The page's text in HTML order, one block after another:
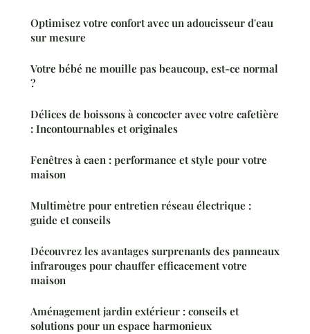
Optimisez votre confort avec un adoucisseur d'eau
sur mesure
Votre bébé ne mouille pas beaucoup, est-ce normal
?
Délices de boissons à concocter avec votre cafetière
: Incontournables et originales
Fenêtres à caen : performance et style pour votre
maison
Multimètre pour entretien réseau électrique :
guide et conseils
Découvrez les avantages surprenants des panneaux
infrarouges pour chauffer efficacement votre
maison
Aménagement jardin extérieur : conseils et
solutions pour un espace harmonieux